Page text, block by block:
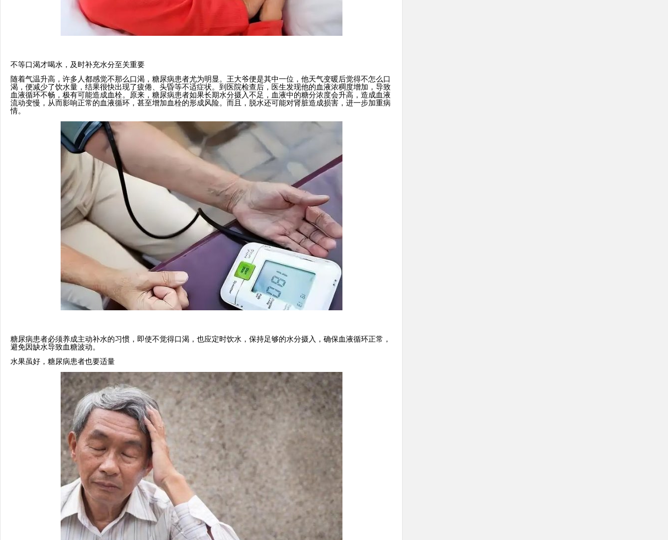
不等口渴才喝水，及时补充水分至关重要
随着气温升高，许多人都感觉不那么口渴，糖尿病患者尤为明显。王大爷便是其中一位，他天气变暖后觉得不怎么口
渴，便减少了饮水量，结果很快出现了疲倦、头昏等不适症状。到医院检查后，医生发现他的血液浓稠度增加，导致
血液循环不畅，极有可能造成血栓。原来，糖尿病患者如果长期水分摄入不足，血液中的糖分浓度会升高，造成血液
流动变慢，从而影响正常的血液循环，甚至增加血栓的形成风险。而且，脱水还可能对肾脏造成损害，进一步加重病
情。
糖尿病患者必须养成主动补水的习惯，即使不觉得口渴，也应定时饮水，保持足够的水分摄入，确保血液循环正常，
避免因缺水导致血糖波动。
水果虽好，糖尿病患者也要适量